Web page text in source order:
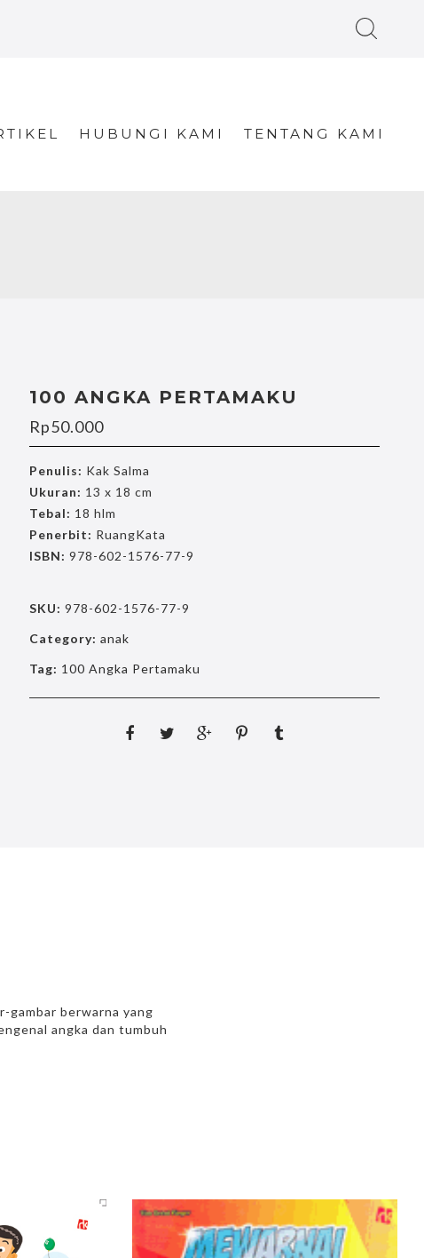
HUBUNGI KAMI TENTANG KAMI
100 ANGKA PERTAMAKU
Rp50.000
Penulis: Kak Salma
Ukuran: 13 x 18 cm
Tebal: 18 hlm
Penerbit: RuangKata
ISBN: 978-602-1576-77-9
SKU:978-602-1576-77-9
Category:anak
Tag: 100 Angka Pertamaku
gambar berwarna yang
angka dan tumbuh